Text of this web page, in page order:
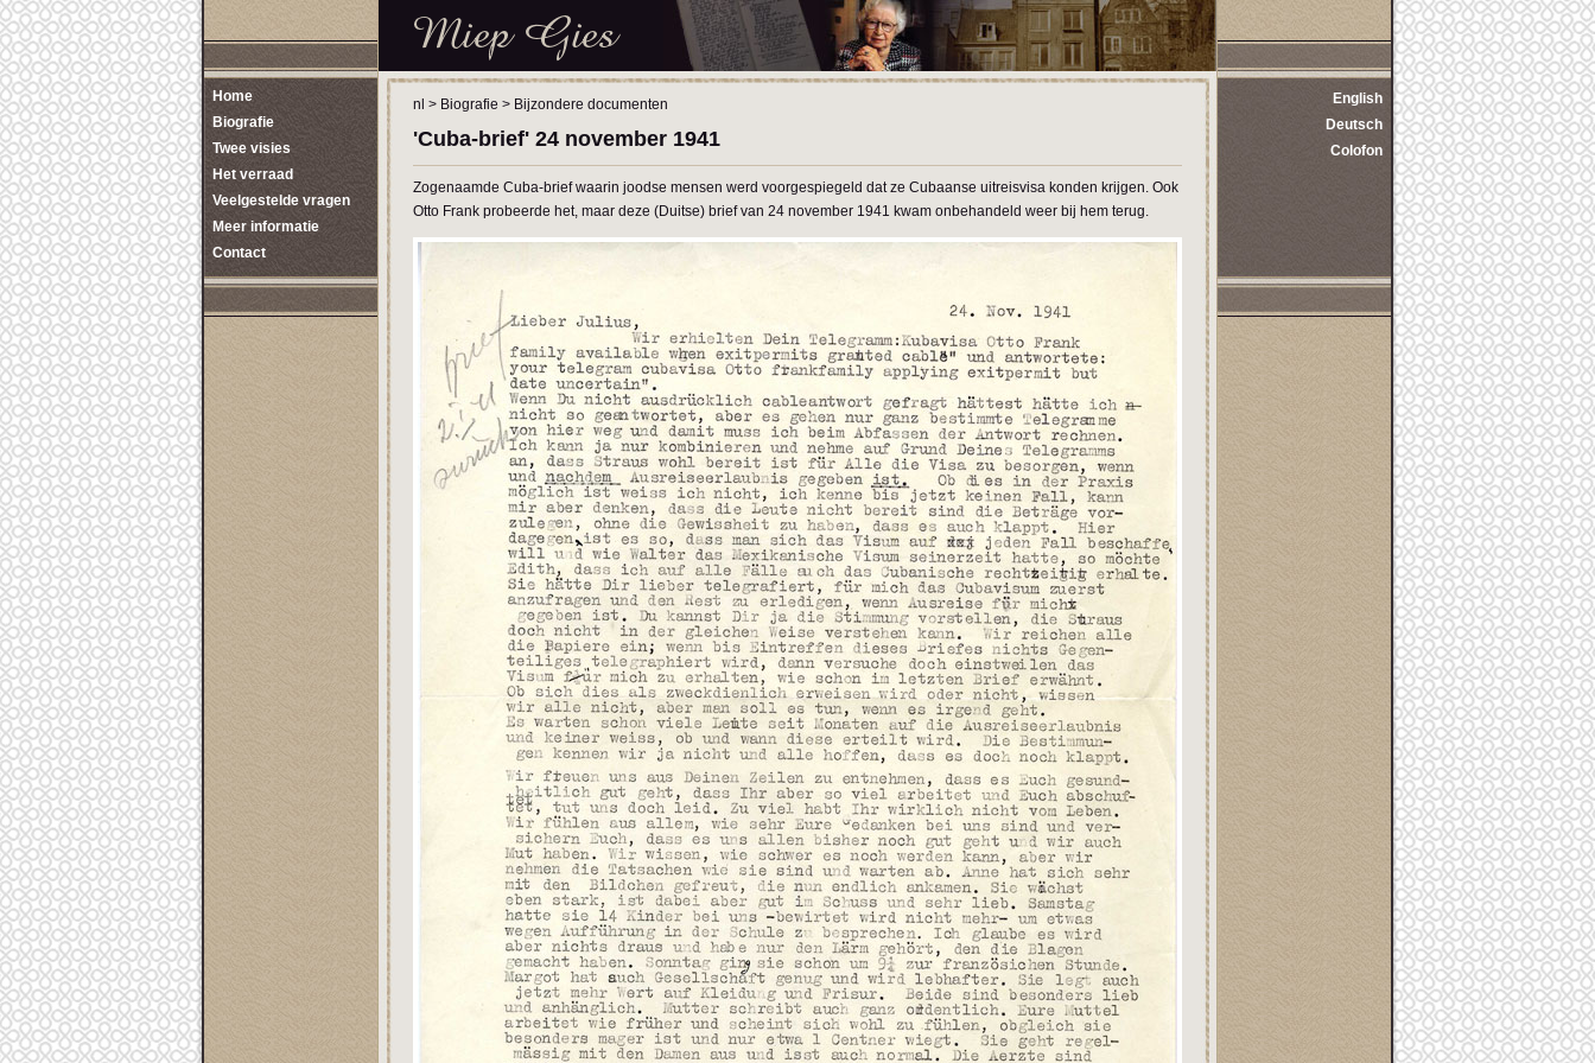
Home
Biografie
Twee visies
Het verraad
Veelgestelde vragen
Meer informatie
Contact
nl > Biografie > Bijzondere documenten
'Cuba-brief' 24 november 1941
Zogenaamde Cuba-brief waarin joodse mensen werd voorgespiegeld dat ze Cubaanse uitreisvisa konden krijgen. Ook
Otto Frank probeerde het, maar deze (Duitse) brief van 24 november 1941 kwam onbehandeld weer bij hem terug.
English
Deutsch
Colofon